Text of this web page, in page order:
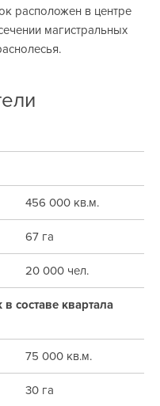
расположен в центре
магистральных
456 000 кв.м.
67 га
20 000 чел.
составе квартала
75 000 кв.м.
30 га